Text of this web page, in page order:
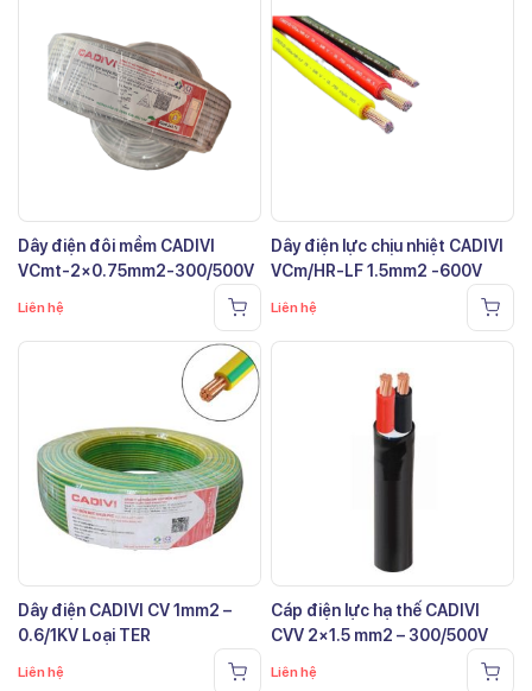
Dây điện đôi mềm CADIVI
VCmt-2×0.75mm2-300/500V
Liên hệ
Dây điện lực chịu nhiệt CADIVI
VCm/HR-LF 1.5mm2 -600V
Liên hệ
Dây điện CADIVI CV 1mm2 –
0.6/1KV Loại TER
Liên hệ
Cáp điện lực hạ thế CADIVI
CVV 2×1.5 mm2 – 300/500V
Liên hệ